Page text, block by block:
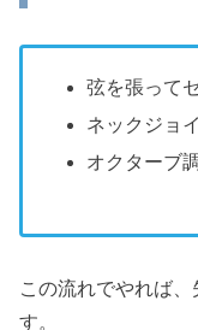
弦を張って
ネックジョ
オクターブ
この流れでやれば
す。